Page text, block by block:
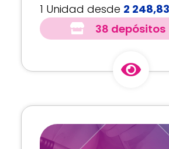
1 Unidad desde 2
38 depósitos